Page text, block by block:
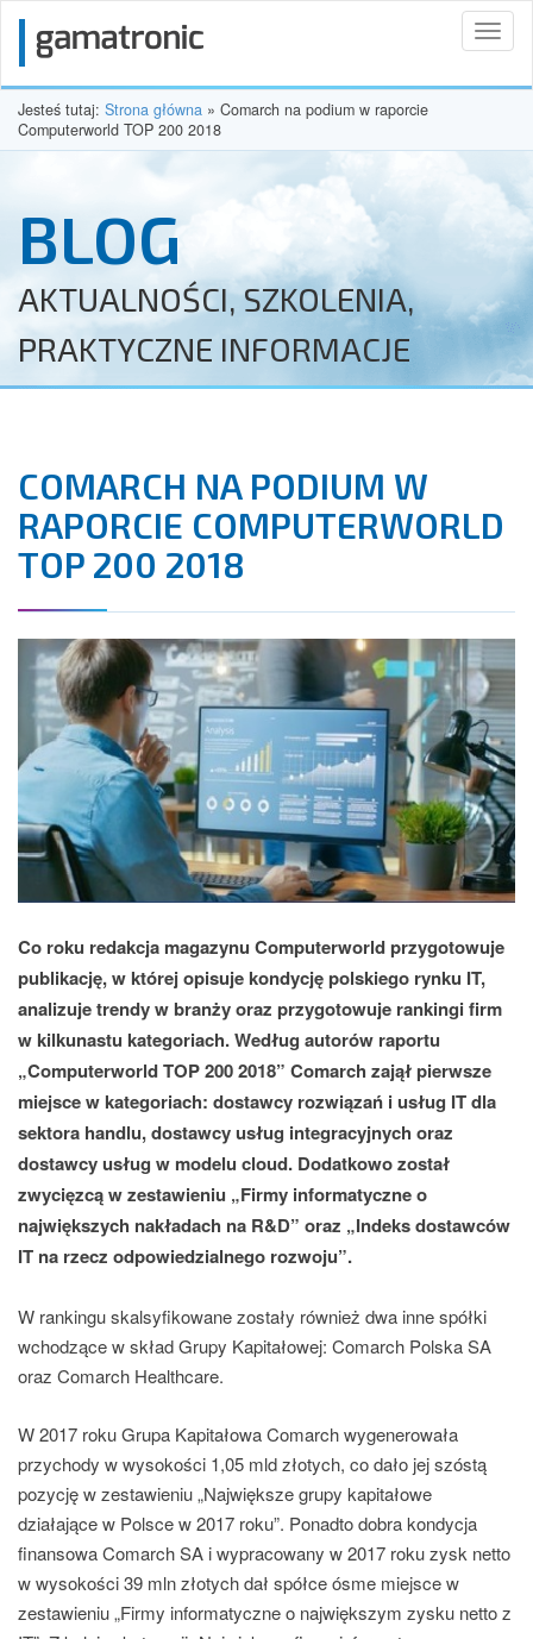
Jesteś tutaj: Strona główna » Comarch na podium w raporcie
Computerworld TOP 200 2018
BLOG
AKTUALNOŚCI, SZKOLENIA,
PRAKTYCZNE INFORMACJE
COMARCH NA PODIUM W
RAPORCIE COMPUTERWORLD
TOP 200 2018
Co roku redakcja magazynu Computerworld przygotowuje
publikację, w której opisuje kondycję polskiego rynku IT,
analizuje trendy w branży oraz przygotowuje rankingi firm
w kilkunastu kategoriach. Według autorów raportu
„Computerworld TOP 200 2018” Comarch zajął pierwsze
miejsce w kategoriach: dostawcy rozwiązań i usług IT dla
sektora handlu, dostawcy usług integracyjnych oraz
dostawcy usług w modelu cloud. Dodatkowo został
zwycięzcą w zestawieniu „Firmy informatyczne o
największych nakładach na R&D” oraz „Indeks dostawców
IT na rzecz odpowiedzialnego rozwoju”.
W rankingu skalsyfikowane zostały również dwa inne spółki
wchodzące w skład Grupy Kapitałowej: Comarch Polska SA
oraz Comarch Healthcare.
W 2017 roku Grupa Kapitałowa Comarch wygenerowała
przychody w wysokości 1,05 mld złotych, co dało jej szóstą
pozycję w zestawieniu „Największe grupy kapitałowe
działające w Polsce w 2017 roku”. Ponadto dobra kondycja
finansowa Comarch SA i wypracowany w 2017 roku zysk netto
w wysokości 39 mln złotych dał spółce ósme miejsce w
zestawieniu „Firmy informatyczne o największym zysku netto z